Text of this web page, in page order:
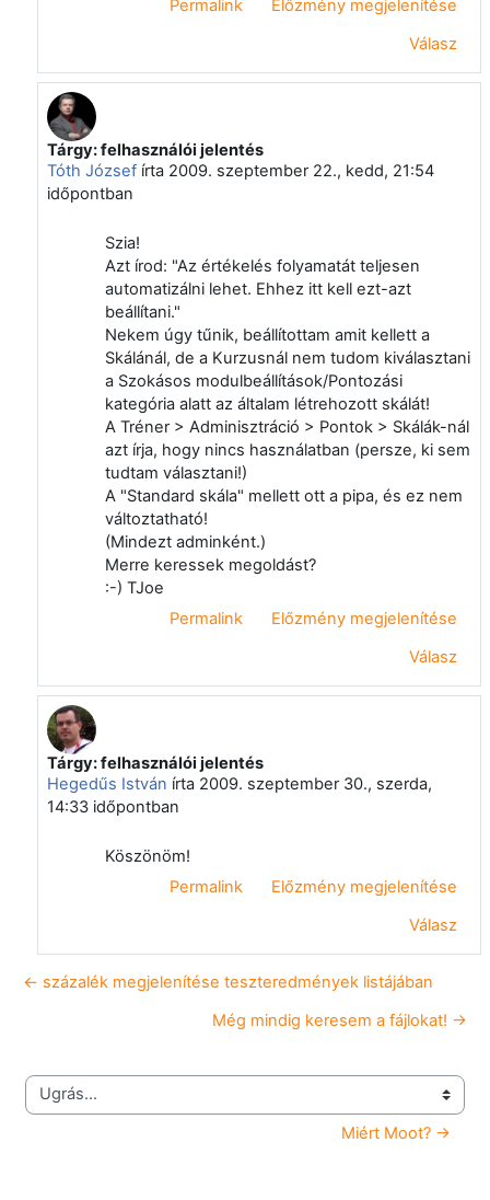
Permalink
Előzmény megjelenítése
Válasz
Válasz erre: Papp Gyula
Tárgy: felhasználói jelentés
Tóth Józsefírta 2009. szeptember 22., kedd, 21:54
időpontban
Szia!
Azt írod: "Az értékelés folyamatát teljesen
automatizálni lehet. Ehhez itt kell ezt-azt
beállítani."
Nekem úgy tűnik, beállítottam amit kellett a
Skálánál, de a Kurzusnál nem tudom kiválasztani
a Szokásos modulbeállítások/Pontozási
kategória alatt az általam létrehozott skálát!
A Tréner > Adminisztráció > Pontok > Skálák-nál
azt írja, hogy nincs használatban (persze, ki sem
tudtam választani!)
A "Standard skála" mellett ott a pipa, és ez nem
változtatható!
(Mindezt adminként.)
Merre keressek megoldást?
:-) TJoe
Permalink
Előzmény megjelenítése
Válasz
Válasz erre: Papp Gyula
Tárgy: felhasználói jelentés
Hegedűs István írta 2009. szeptember 30., szerda,
14:33időpontban
Köszönöm!
Permalink
Előzmény megjelenítése
Válasz
← százalék megjelenítése teszteredmények listájában
Még mindig keresem a fájlokat! →
Ugrás...
Miért Moot? →